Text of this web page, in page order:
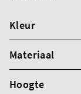
Kleur
Materiaal
Hoogte